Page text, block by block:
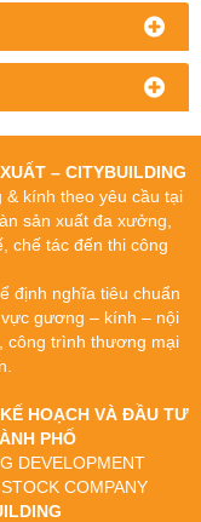
– CITYBUILDING
kính theo yêu cầu tại
sản xuất đa xưởng,
chế tác đến thi công
định nghĩa tiêu chuẩn
gương – kính – nội
công trình thương mại
HOẠCH VÀ ĐẦU TƯ
PHỐ
DEVELOPMENT
COMPANY